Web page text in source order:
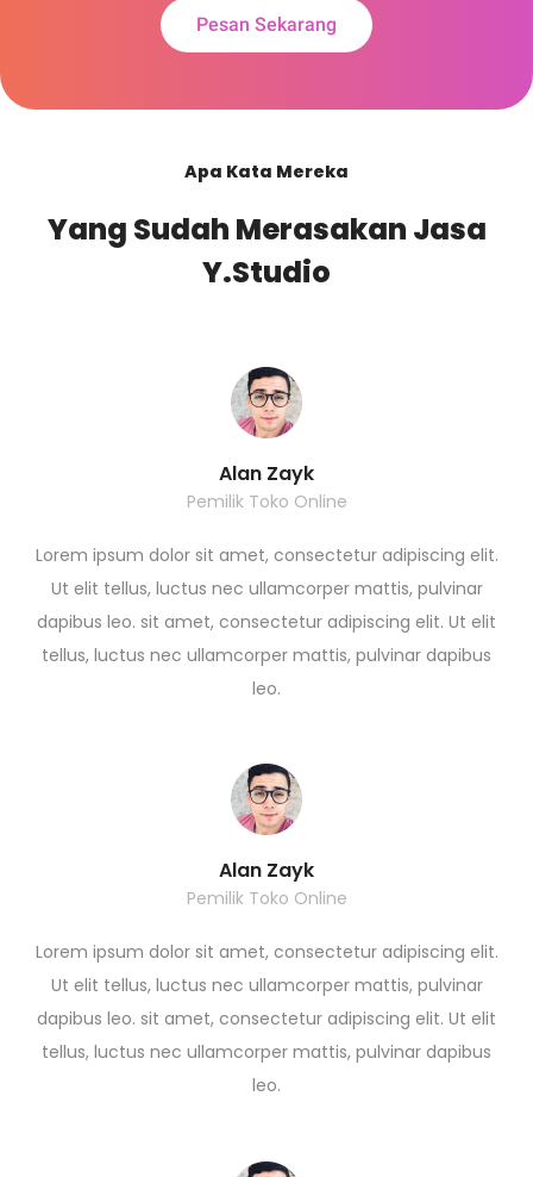
Pesan Sekarang
Apa Kata Mereka
Yang Sudah Merasakan Jasa
Y.Studio
Alan Zayk
Pemilik Toko Online
Lorem ipsum dolor sit amet, consectetur adipiscing elit.
Ut elit tellus, luctus nec ullamcorper mattis, pulvinar
dapibus leo. sit amet, consectetur adipiscing elit. Ut elit
tellus, luctus nec ullamcorper mattis, pulvinar dapibus
leo.
Alan Zayk
Pemilik Toko Online
Lorem ipsum dolor sit amet, consectetur adipiscing elit.
Ut elit tellus, luctus nec ullamcorper mattis, pulvinar
dapibus leo. sit amet, consectetur adipiscing elit. Ut elit
tellus, luctus nec ullamcorper mattis, pulvinar dapibus
leo.